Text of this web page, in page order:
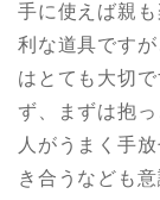
手に使えば親
利な道具です
はとても大切
ず、まずは抱
人がうまく手
き合うなども